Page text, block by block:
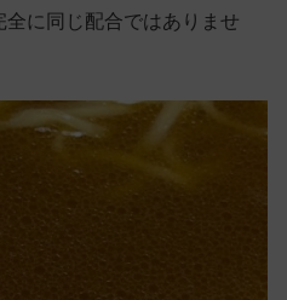
全に同じ配合ではありませ